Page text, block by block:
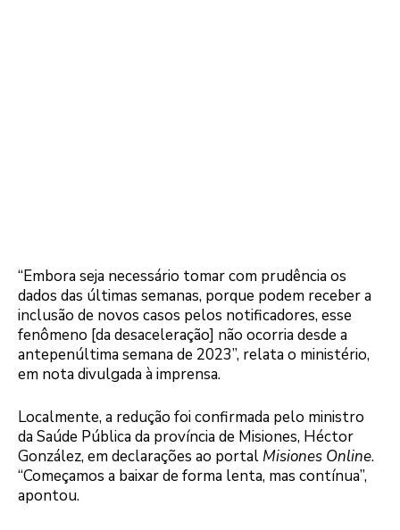
“Embora seja necessário tomar com prudência os
dados das últimas semanas, porque podem receber a
inclusão de novos casos pelos notificadores, esse
fenômeno [da desaceleração] não ocorria desde a
antepenúltima semana de 2023”, relata o ministério,
em nota divulgada à imprensa.
Localmente, a redução foi confirmada pelo ministro
da Saúde Pública da província de Misiones, Héctor
González, em declarações ao portal Misiones Online.
“Começamos a baixar de forma lenta, mas contínua”,
apontou.